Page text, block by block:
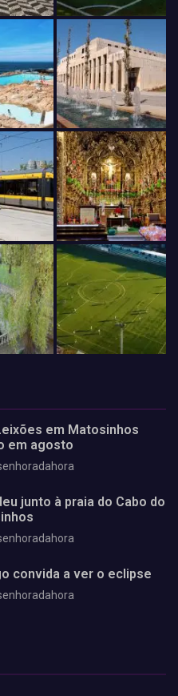
em Matosinhos
em agosto
junto à praia do Cabo do
convida a ver o eclipse